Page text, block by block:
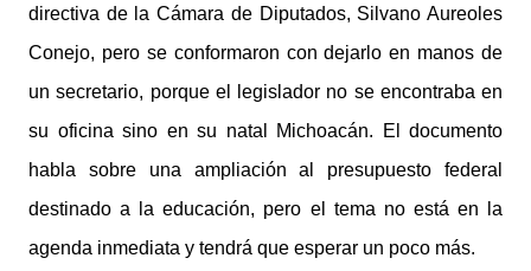
directiva de la Cámara de Diputados, Silvano Aureoles
Conejo, pero se conformaron con dejarlo en manos de
un secretario, porque el legislador no se encontraba en
su oficina sino en su natal Michoacán. El documento
habla sobre una ampliación al presupuesto federal
destinado a la educación, pero el tema no está en la
agenda inmediata y tendrá que esperar un poco más.